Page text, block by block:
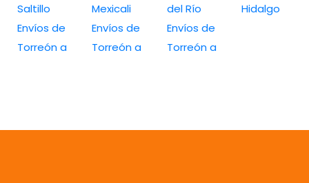
Saltillo
Envíos de
Torreón a
Mexicali
Envíos de
Torreón a
del Río
Envíos de
Torreón a
Hidalgo